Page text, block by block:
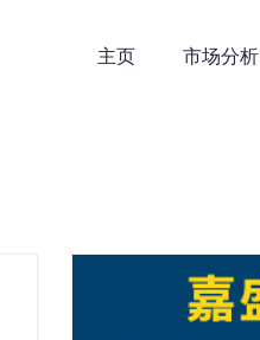
主页 市场分析